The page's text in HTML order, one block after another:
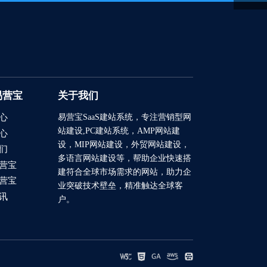
2025/07/16
2025/07/04
2026/03/12
2023/12/07
2021/03/04
2021/03/04
营宝
宝
宝
关于我们
易营宝SaaS建站系统，专注营销型网
站建设,PC建站系统，AMP网站建
设，MIP网站建设，外贸网站建设，
多语言网站建设等，帮助企业快速搭
建符合全球市场需求的网站，助力企
业突破技术壁垒，精准触达全球客
户。